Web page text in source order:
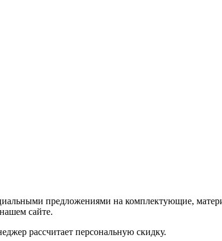
предложениями на комплектующие,
сайте.
рассчитает персональную скидку.